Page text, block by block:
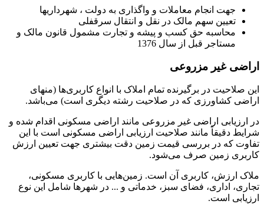
جهت انجام معاملات و واگذاری به دولت ، شهرداریها
تعیین سهم مالک در نقل و انتقال سرقفلی
محاسبه حق کسب و پیشه و تجارت مشمول قانون مالک و
مستاجر قبل از سال 1376
اراضی غیر مزروعی
این صلاحیت در برگیرنده تمام املاک با انواع کاربری‌ها (منهای
اراضی کشاورزی که در صلاحیت رشته دیگری است) می‌باشد.
در ارزیابی اراضی غیر مزروعی مانند اراضی مسکونی اقدام شده و
شرایط دقیقاً مانند صلاحیت ارزیابی اراضی مسکونی است با این
تفاوت که در بررسی قیمت زمین دقت بیشتری جهت تعیین ارزش
کاربری زمین صرف می‌شود.
ملاک ارزش، کاربری آن است. زمین‌هایی با کاربری مسکونی،
تجاری، اداری، فضای سبز، خدماتی و ... در شهرها شامل این نوع
ارزیابی است.